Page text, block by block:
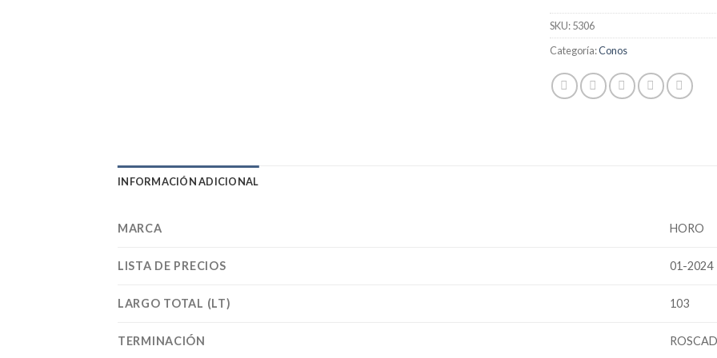
SKU:5306
Categoría:Conos
INFORMACIÓN ADICIONAL
MARCA HORO
LISTA DE PRECIOS 01-2024
LARGO TOTAL (LT) 103
TERMINACIÓN